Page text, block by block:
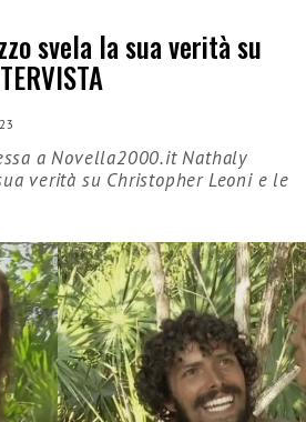
svela la sua verità su
a Novella2000.it Nathaly
verità su Christopher Leoni e le